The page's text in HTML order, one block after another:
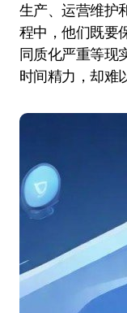
生产、运营维护
程中，他们既要
同质化严重等现
时间精力，却难